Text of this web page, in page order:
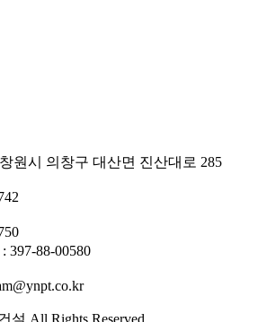
원시 의창구 대산면 진산대로 285
397-88-00580